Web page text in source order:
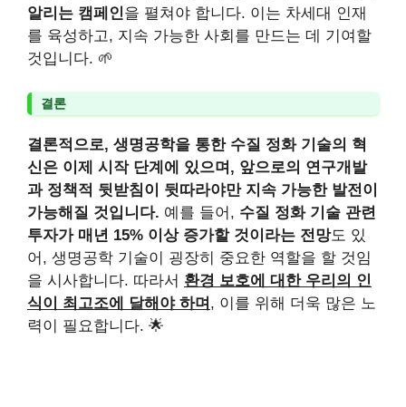
알리는 캠페인을 펼쳐야 합니다. 이는 차세대 인재
를 육성하고, 지속 가능한 사회를 만드는 데 기여할
것입니다. 🌱
결론
결론적으로, 생명공학을 통한 수질 정화 기술의 혁
신은 이제 시작 단계에 있으며, 앞으로의 연구개발
과 정책적 뒷받침이 뒷따라야만 지속 가능한 발전이
가능해질 것입니다. 예를 들어, 수질 정화 기술 관련
투자가 매년 15% 이상 증가할 것이라는 전망도 있
어, 생명공학 기술이 굉장히 중요한 역할을 할 것임
을 시사합니다. 따라서 환경 보호에 대한 우리의 인
식이 최고조에 달해야 하며 , 이를 위해 더욱 많은 노
력이 필요합니다. 🌟